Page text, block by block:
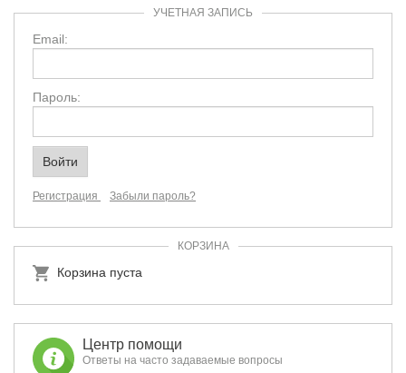
УЧЕТНАЯ ЗАПИСЬ
Email:
Пароль:
Регистрация Забыли пароль?
КОРЗИНА
Корзина пуста
Центр помощи
Ответы на часто задаваемые вопросы